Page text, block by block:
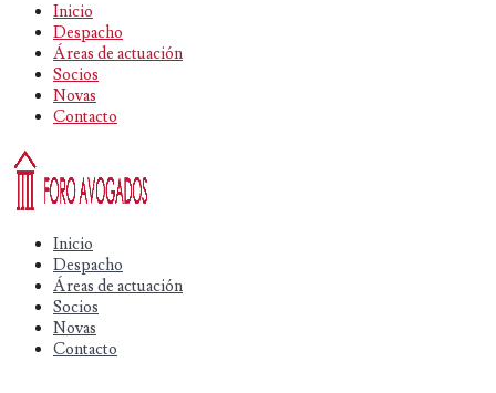
Inicio
Despacho
Áreas de actuación
Socios
Novas
Contacto
Inicio
Despacho
Áreas de actuación
Socios
Novas
Contacto